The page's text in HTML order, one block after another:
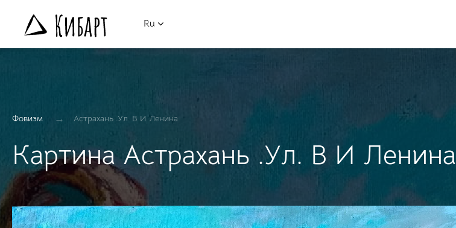
Ru
Фовизм → Астрахань .Ул. В И Ленина
Картина Астрахань .Ул. В И Ленина